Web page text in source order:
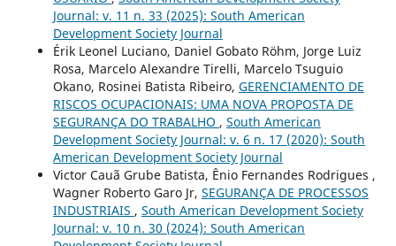
Journal: v. 11 n. 33 (2025): South American
Development Society Journal
Érik Leonel Luciano, Daniel Gobato Röhm, Jorge Luiz
Rosa, Marcelo Alexandre Tirelli, Marcelo Tsuguio
Okano, Rosinei Batista Ribeiro, GERENCIAMENTO DE
RISCOS OCUPACIONAIS: UMA NOVA PROPOSTA DE
SEGURANÇA DO TRABALHO , South American
Development Society Journal: v. 6 n. 17 (2020): South
American Development Society Journal
Victor Cauã Grube Batista, Ênio Fernandes Rodrigues ,
Wagner Roberto Garo Jr, SEGURANÇA DE PROCESSOS
INDUSTRIAIS , South American Development Society
Journal: v. 10 n. 30 (2024): South American